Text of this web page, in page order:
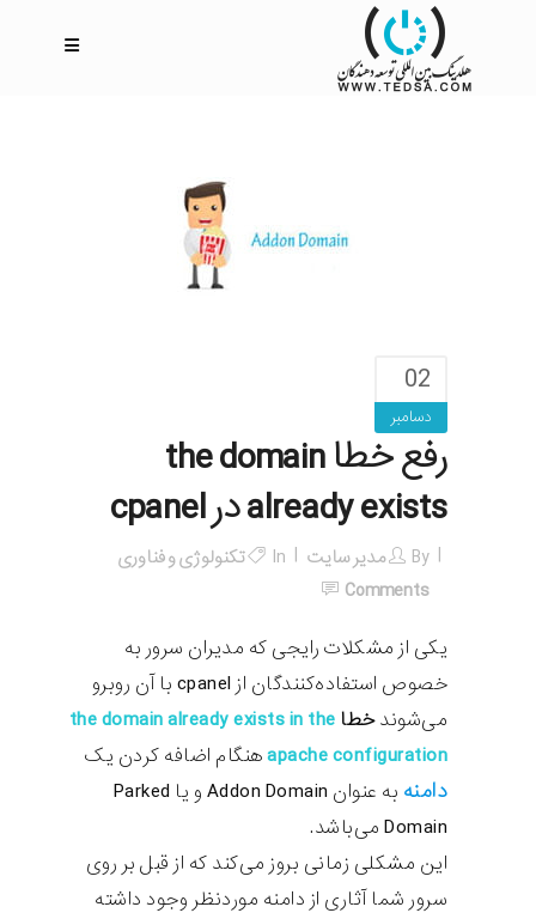
02
دسامبر
رفع خطا the domain
already exists در cpanel
By مدیر سایت In
تکنولوژی و فناوری
Comments
یکی از مشکلات رایجی که مدیران سرور به
خصوص استفاده‌کنندگان از cpanel با آن روبرو
می‌شوندخطا the domain already exists in the
apache configurationهنگام اضافه کردن یک
دامنه
به عنوان Addon Domain و یا Parked
Domain می‌باشد.
این مشکلی زمانی بروز می‌کند که از قبل بر روی
سرور شما آثاری از دامنه موردنظر وجود داشته